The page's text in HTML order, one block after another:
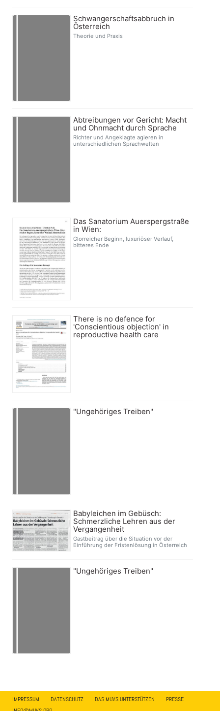
Schwangerschaftsabbruch in
Österreich
Theorie und Praxis
Abtreibungen vor Gericht: Macht
und Ohnmacht durch Sprache
Richter und Angeklagte agieren in
unterschiedlichen Sprachwelten
Das Sanatorium Auerspergstraße
in Wien:
Glorreicher Beginn, luxuriöser Verlauf,
bitteres Ende
There is no defence for
'Conscientious objection' in
reproductive health care
"Ungehöriges Treiben"
Babyleichen im Gebüsch:
Schmerzliche Lehren aus der
Vergangenheit
Gastbeitrag über die Situation vor der
Einführung der Fristenlösung in Österreich
"Ungehöriges Treiben"
IMPRESSUM DATENSCHUTZ DAS MUVS UNTERSTÜTZEN
PRESSE